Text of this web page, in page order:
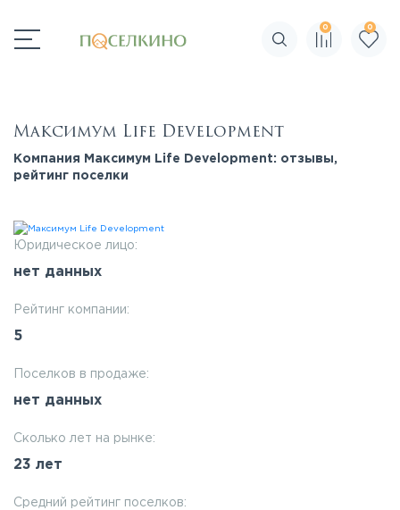
Поиск по сайту
0 0
Максимум Life Development
Компания Максимум Life Development: отзывы,
рейтинг поселки
Юридическое лицо:
нет данных
Рейтинг компании:
5
Поселков в продаже:
нет данных
Сколько лет на рынке:
23 лет
Средний рейтинг поселков: